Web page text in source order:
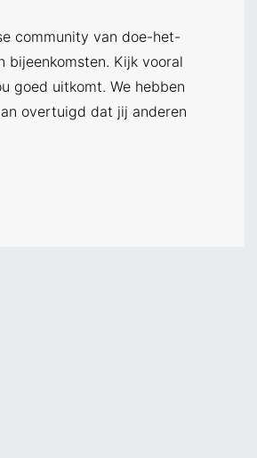
community van doe-het-
bijeenkomsten. Kijk vooral
goed uitkomt. We hebben
overtuigd dat jij anderen